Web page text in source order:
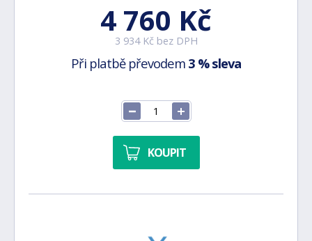
4 760 Kč
3 934 Kč bez DPH
Při platbě převodem 3 % sleva
KOUPIT